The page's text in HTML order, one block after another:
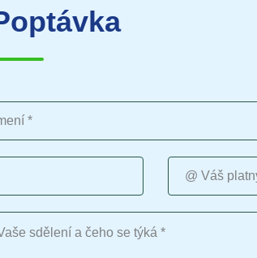
Váš platný email